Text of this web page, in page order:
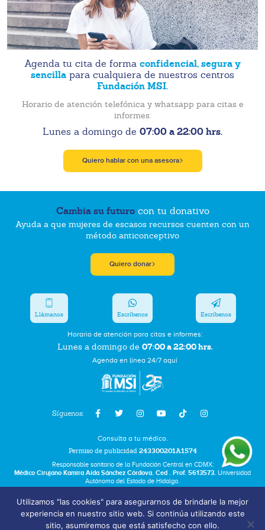
Agenda tu cita de forma confidencial, segura y
sencilla para cualquiera de nuestros centros
Fundación MSI.
Horario de atención telefónica y whatsapp para citas e
informes:
Lunes a domingo de 07:00 a 22:00 hrs.
Quiero hablar con una asesora
Cambia su futurocon tu donativo
Ayuda a que mujeres de escasos recursos cuenten con un
método anticonceptivo
Quiero donar
Síguenos:
Horario de atención para citas e informes:
Lunes a domingo de 07:00 a 22:00 hrs.
Agenda en línea 24/7 aquí
Llámanos Escríbenos Escríbenos
Consulta a tu médico.
Permiso de publicidad 243300201A1574
Responsable sanitario de la Fundación Central en CDMX:
Médico Cirujano Kamira Aída Sánchez Córdova. Ced . Prof. 5613573. Universidad
Autónoma del Estado de Hidalgo.
Términos y Condiciones
Bolsa de Trabajo
Utilizamos "las cookies" para asegurarnos de brindarle la mejor
experiencia en nuestro sitio web. Si continúa utilizando este
sitio, asumiremos que está satisfecho con ello.